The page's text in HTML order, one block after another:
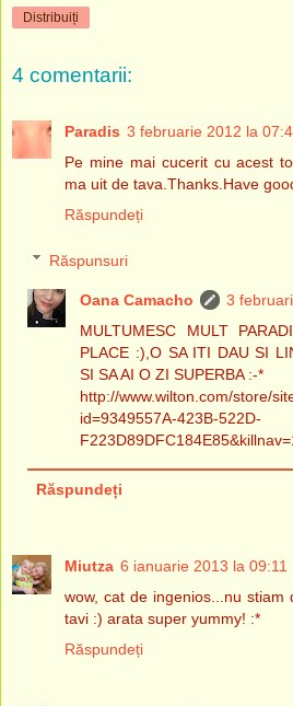
Distribuiți
4 comentarii:
Paradis 3 februarie 2012 la
Pe mine mai cucerit cu acest
ma uit de tava.Thanks.Have
Răspundeți
Răspunsuri
Oana Camacho
3
MULTUMESC MULT
PLACE :),O SA ITI DAU SI
SI SA AI O ZI SUPERBA :-*
http://www.wilton.com/store/
id=9349557A-423B-522D-
Răspundeți
Miutza 6 ianuarie 2013 la 09:11
wow, cat de ingenios...nu
tavi :) arata super yummy! :*
Răspundeți